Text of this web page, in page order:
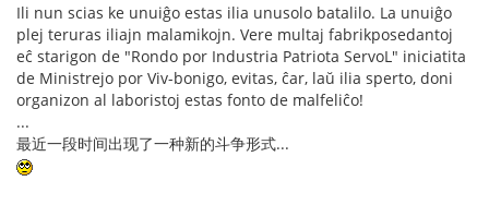
Ili nun scias ke unuiĝo estas ilia unusolo batalilo. La unuiĝo
plej teruras iliajn malamikojn. Vere multaj fabrikposedantoj
eĉ starigon de "Rondo por Industria Patriota ServoL" iniciatita
de Ministrejo por Viv-bonigo, evitas, ĉar, laŭ ilia sperto, doni
organizon al laboristoj estas fonto de malfeliĉo!
...
最近一段时间出现了一种新的斗争形式...